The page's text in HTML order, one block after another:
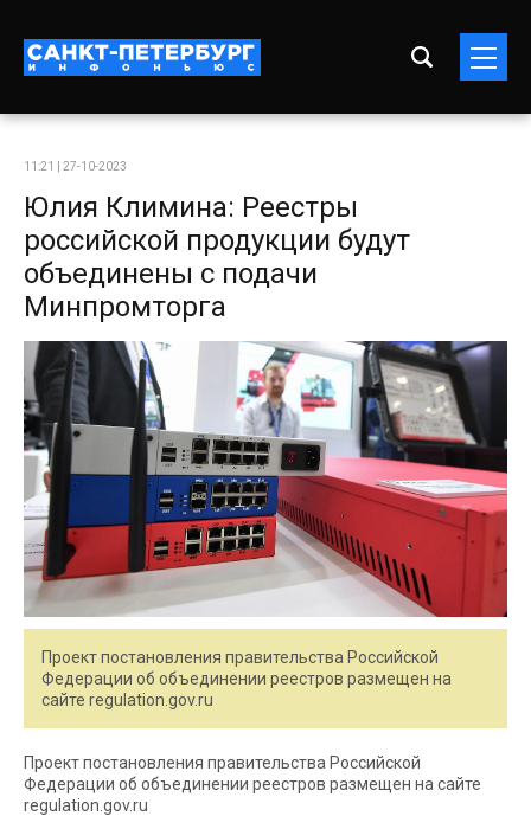
11:21 | 27-10-2023
Юлия Климина: Реестры
российской продукции будут
объединены с подачи
Минпромторга
Проект постановления правительства Российской
Федерации об объединении реестров размещен на
сайте regulation.gov.ru
Проект постановления правительства Российской
Федерации об объединении реестров размещен на сайте
regulation.gov.ru